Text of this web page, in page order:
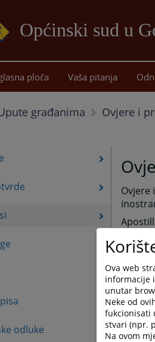
Općinski sud u
ploča Vaša pitanja
građanima Ovjere i
odluke
Ovjere
Ova web
informacije
unutar
Neke od
fukcionisati
stvari (npr.
Na ovom